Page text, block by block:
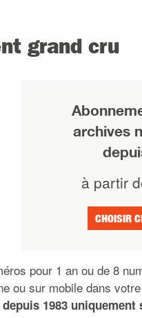
grand cru
archives
à partir
CHOISIR
pour 1 an ou de 8
ou sur mobile dans
1983 uniquement